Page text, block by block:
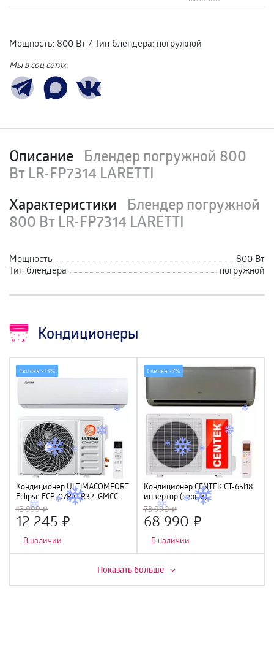
Мощность: 800 Вт / Тип блендера: погружной
Мы в соц сетях:
Описание Блендер погружной 800
Вт LR-FP7314 LARETTI
Характеристики
Блендер погружной
800 Вт LR-FP7314 LARETTI
Мощность
800 Вт
Тип блендера
погружной
Кондиционеры
Кондиционер ULTIMACOMFORT
Eclipse ECP-07PN, R32, GMCC,
Wi-Fi Ready
13 999
12 245
В наличии
Скидка -13%
Кондиционер CENTEK CT-65I18
инвертор (серый)
(5400/5580W) 4D, 4 фильтра,
УФ лампа, R32, A++
73 990
68 990
В наличии
Скидка -7%
Скидка - 15%
Показать больше